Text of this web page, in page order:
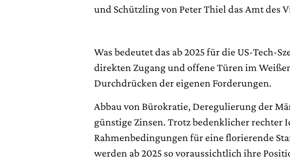
und Schützling von Peter Thiel das Amt des
Was bedeutet das ab 2025 für die US-Tech-
direkten Zugang und offene Türen im
Durchdrücken der eigenen Forderungen.
Abbau von Bürokratie, Deregulierung der
günstige Zinsen. Trotz bedenklicher rechter
Rahmenbedingungen für eine florierende
werden ab 2025 so voraussichtlich ihre